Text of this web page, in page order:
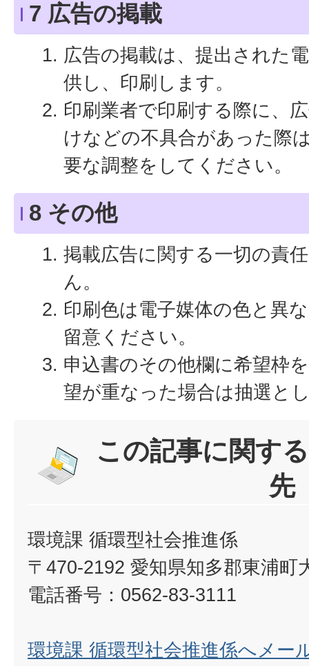
7 広告の掲載
広告の掲載は、提出された
供し、印刷します。
印刷業者で印刷する際に、
けなどの不具合があった際
要な調整をしてください。
8 その他
掲載広告に関する一切の責
ん。
印刷色は電子媒体の色と異
留意ください。
申込書のその他欄に希望枠
望が重なった場合は抽選と
この記事に関す
先
環境課 循環型社会推進係
〒470-2192 愛知県知多郡東浦町
電話番号：0562-83-3111
環境課 循環型社会推進係へメー